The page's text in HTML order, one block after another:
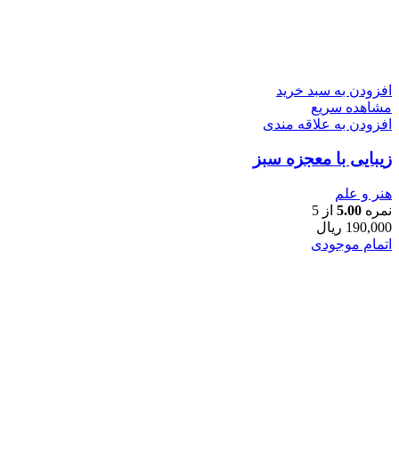
افزودن به سبد خرید
مشاهده سریع
افزودن به علاقه مندی
زیبایی با معجزه سبز
هنر و علم
نمره 5.00 از 5
190,000 ریال
اتمام موجودی